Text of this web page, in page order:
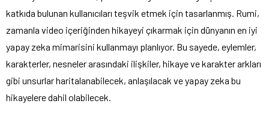
katkıda bulunan kullanıcıları teşvik etmek için tasarlanmış. Rumi,
zamanla video içeriğinden hikayeyi çıkarmak için dünyanın en iyi
yapay zeka mimarisini kullanmayı planlıyor. Bu sayede, eylemler,
karakterler, nesneler arasındaki ilişkiler, hikaye ve karakter arkları
gibi unsurlar haritalanabilecek, anlaşılacak ve yapay zeka bu
hikayelere dahil olabilecek.